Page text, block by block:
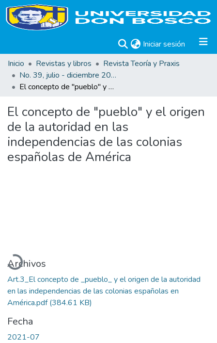
Iniciar sesión (current)
Inicio
Revistas y libros
Revista Teoría y Praxis
No. 39, julio - diciembre 2021
El concepto de "pueblo" y el origen de la autoridad en las independencias de las colonias españolas de América
El concepto de "pueblo" y el origen
de la autoridad en las
independencias de las colonias
españolas de América
Archivos
Art.3_El concepto de _pueblo_ y el origen de la autoridad
en las independencias de las colonias españolas en
América.pdf(384.61 KB)
Fecha
2021-07